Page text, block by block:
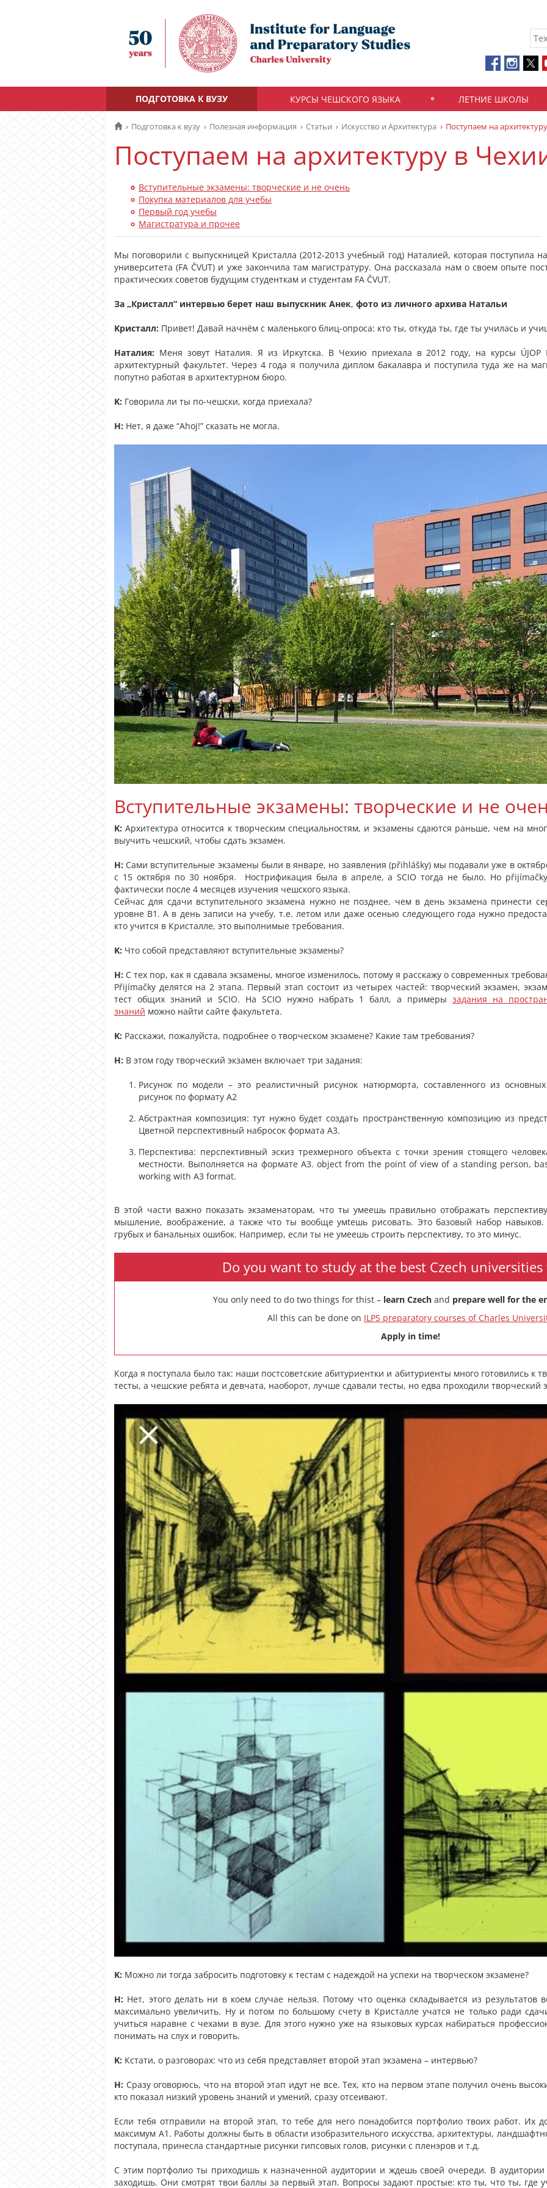
ПОДГОТОВКА К ВУЗУ КУРСЫ ЧЕШСКОГО ЯЗЫКА ЛЕТНИЕ ШКОЛЫ
Подготовка к вузу Полезная информация Статьи Искусство и Архитектура Поступаем на
Поступаем на архитектуру в
Вступительные экзамены: творческие и не очень
Покупка материалов для учебы
Первый год учебы
Магистратура и прочее
Мы поговорили с выпускницей Кристалла (2012-2013 учебный год) Наталией, которая поступила
университета (FA ČVUT) и уже закончила там магистратуру. Она рассказала нам о своем опыте
практических советов будущим студенткам и студентам FA ČVUT.
За „Кристалл“ интервью берет наш выпускник Анек, фото из личного архива Натальи
Kристалл: Привет! Давай начнём с маленького блиц-опроса: кто ты, откуда ты, где ты училась и
Наталия: Меня зовут Наталия. Я из Иркутска. В Чехию приехала в 2012 году, на курсы ÚJOP
архитектурный факультет. Через 4 года я получила диплом бакалавра и поступила туда же на
попутно работая в архитектурном бюро.
K: Говорила ли ты по-чешски, когда приехала?
Н: Нет, я даже “Ahoj!” сказать не могла.
Вступительные экзамены: творческие и не
K: Архитектура относится к творческим специальностям, и экзамены сдаются раньше, чем на
выучить чешский, чтобы сдать экзамен.
Н: Сами вступительные экзамены были в январе, но заявления (přihlášky) мы подавали уже в
с 15 октября по 30 ноября. Нострификация была в апреле, а SCIO тогда не было. Но
фактически после 4 месяцев изучения чешского языка.
Сейчас для сдачи вступительного экзамена нужно не позднее, чем в день экзамена принести
уровне B1. А в день записи на учебу, т.е. летом или даже осенью следующего года нужно
кто учится в Кристалле, это выполнимые требования.
K: Что собой представляют вступительные экзамены?
Н: С тех пор, как я сдавала экзамены, многое изменилось, потому я расскажу о современных
Přijímačky делятся на 2 этапа. Первый этап состоит из четырех частей: творческий экзамен,
тест общих знаний и SCIO. На SCIO нужно набрать 1 балл, а примеры задания на
знаний можно найти сайте факультета.
K: Расскажи, пожалуйста, подробнее о творческом экзамене? Какие там требования?
Н: В этом году творческий экзамен включает три задания:
Рисунок по модели – это реалистичный рисунок натюрморта, составленного из
рисунок по формату А2
Абстрактная композиция: тут нужно будет создать пространственную композицию из
Цветной перспективный набросок формата А3.
Перспектива: перспективный эскиз трехмерного объекта с точки зрения стоящего
местности. Выполняется на формате А3. object from the point of view of a standing person,
working with A3 format.
В этой части важно показать экзаменаторам, что ты умеешь правильно отображать
мышление, воображение, а также что ты вообще умtешь рисовать. Это базовый набор
грубых и банальных ошибок. Например, если ты не умеешь строить перспективу, то это минус.
Do you want to study at the best Czech universities
You only need to do two things for thist – learn Czechand prepare well for the
All this can be done on ILPS preparatory courses of Charles
Apply in time!
Когда я поступала было так: наши постсоветские абитуриентки и абитуриенты много готовились к
тесты, а чешские ребята и девчата, наоборот, лучше сдавали тесты, но едва проходили творческий
K: Можно ли тогда забросить подготовку к тестам с надеждой на успехи на творческом экзамене?
Н: Нет, этого делать ни в коем случае нельзя. Потому что оценка складывается из
максимально увеличить. Ну и потом по большому счету в Кристалле учатся не только ради
учиться наравне с чехами в вузе. Для этого нужно уже на языковых курсах набираться
понимать на слух и говорить.
K: Кстати, о разговорах: что из себя представляет второй этап экзамена – интервью?
Н: Сразу оговорюсь, что на второй этап идут не все. Тех, кто на первом этапе получил очень
кто показал низкий уровень знаний и умений, сразу отсеивают.
Если тебя отправили на второй этап, то тебе для него понадобится портфолио твоих работ.
максимум А1. Работы должны быть в области изобразительного искусства, архитектуры,
поступала, принесла стандартные рисунки гипсовых голов, рисунки с пленэров и т.д.
С этим портфолио ты приходишь к назначенной аудитории и ждешь своей очереди. В аудитории
заходишь. Они смотрят твои баллы за первый этап. Вопросы задают простые: кто ты, что ты, где